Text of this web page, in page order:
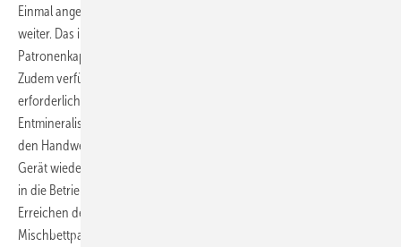
Einmal angeschlossen, arbeitet PermaLine weitgehend selbstständig
weiter. Das integrierte Magnetventil schließt automatisch, sobald die
Patronenkapazität oder die eingegebene Zielleitfähigkeit erreicht sind.
Zudem verfügt PermaLine über eine integrierte Pumpe, die den
erforderlichen Volumenstrom durch die Permasoft-
Entmineralisierungseinheit stetig aufrechterhält. Ein klarer Vorteil für
den Handwerker, denn so kann er selbst entscheiden, wann er das
Gerät wieder abbaut bzw. wann sich ein Patronentausch am besten
in die Betriebsabläufe integrieren lässt. Muss der pH-Wert nach
Erreichen der Zielleitfähigkeit angehoben werden, wird die
Mischbettpatrone durch eine pH-Stabilisierungseinheit ausgetauscht.